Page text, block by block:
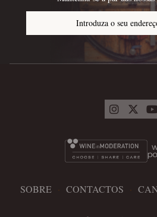
Introduza o seu
SOBRE · CONTACTOS ·